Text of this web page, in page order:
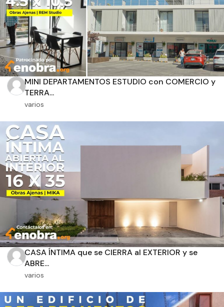
MINI DEPARTAMENTOS ESTUDIO con COMERCIO y
TERRA...
varios
CASA ÍNTIMA que se CIERRA al EXTERIOR y se
ABRE...
varios
Dimensiones
m2 de construcción